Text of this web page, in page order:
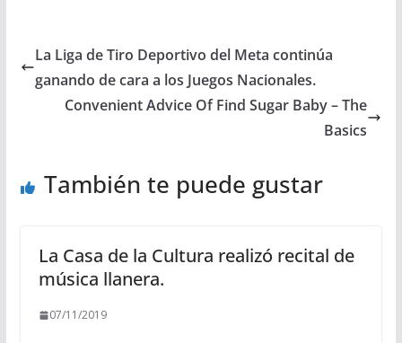
La Liga de Tiro Deportivo del Meta continúa
ganando de cara a los Juegos Nacionales.
Convenient Advice Of Find Sugar Baby – The
Basics
También te puede gustar
La Casa de la Cultura realizó recital de
música llanera.
07/11/2019